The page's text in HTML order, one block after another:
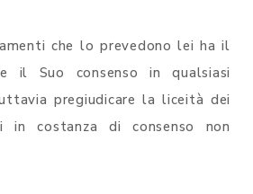
che lo prevedono lei ha il
il Suo consenso in qualsiasi
pregiudicare la liceità dei
in costanza di consenso non